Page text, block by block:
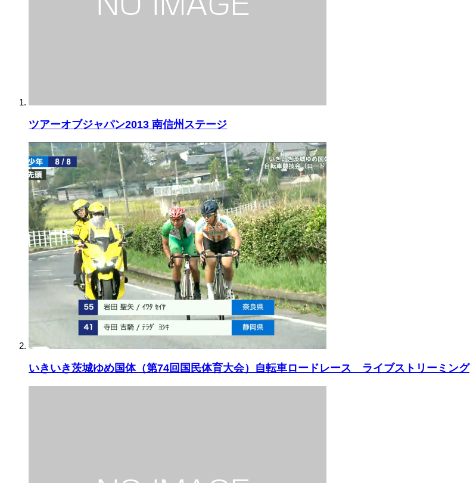
ツアーオブジャパン2013 南信州ステージ
いきいき茨城ゆめ国体（第74回国民体育大会）自転車ロードレース ライブストリーミング